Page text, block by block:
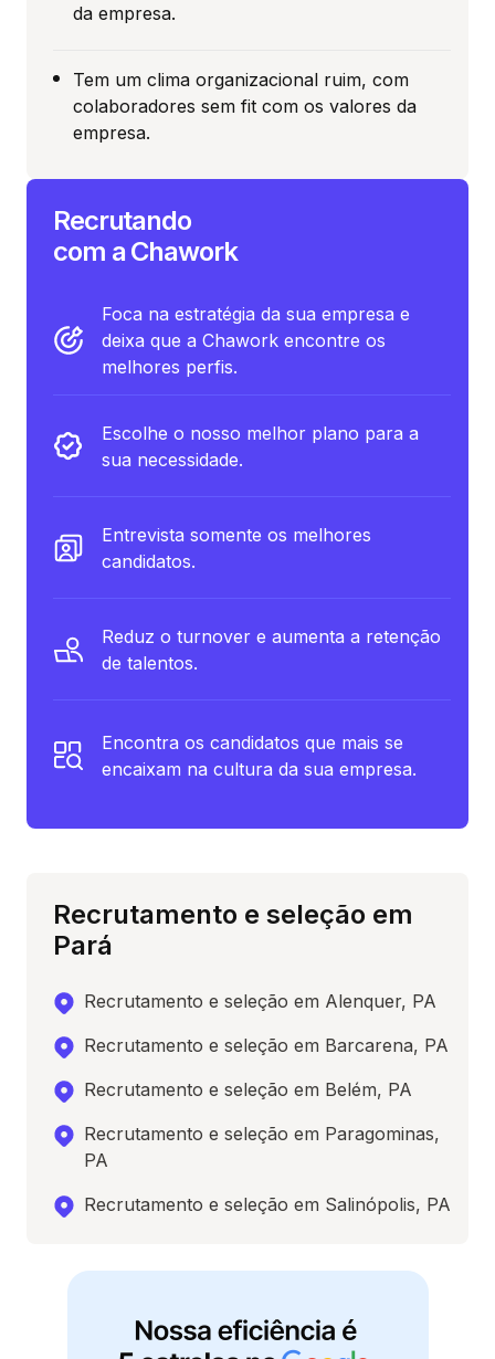
da empresa.
Tem um clima organizacional ruim, com
colaboradores sem fit com os valores da
empresa.
Recrutando
com a Chawork
Foca na estratégia da sua empresa e
deixa que a Chawork encontre os
melhores perfis.
Escolhe o nosso melhor plano para a
sua necessidade.
Entrevista somente os melhores
candidatos.
Reduz o turnover e aumenta a retenção
de talentos.
Encontra os candidatos que mais se
encaixam na cultura da sua empresa.
Recrutamento e seleção em
Pará
Recrutamento e seleção em Alenquer, PA
Recrutamento e seleção em Barcarena, PA
Recrutamento e seleção em Belém, PA
Recrutamento e seleção em Paragominas,
PA
Recrutamento e seleção em Salinópolis, PA